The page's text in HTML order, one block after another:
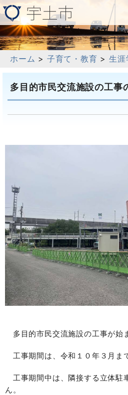
ホーム > 子育て・教育 >生涯
多目的市民交流施設の工事
多目的市民交流施設の工事が始
工事期間は、令和１０年３月ま
工事期間中は、隣接する立体駐
ん。